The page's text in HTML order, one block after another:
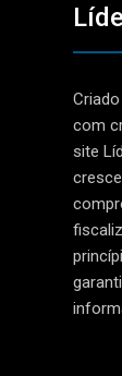
com
site